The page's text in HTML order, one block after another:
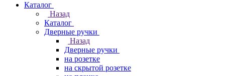
Каталог
Назад
Каталог
Дверные ручки
Назад
Дверные ручки
на розетке
на скрытой розетке